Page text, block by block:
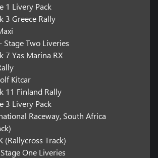
1 Livery Pack
3 Greece Rally
Stage Two Liveries
7 Yas Marina RX
Kitcar
11 Finland Rally
3 Livery Pack
Raceway, South Africa
(Rallycross Track)
One Liveries